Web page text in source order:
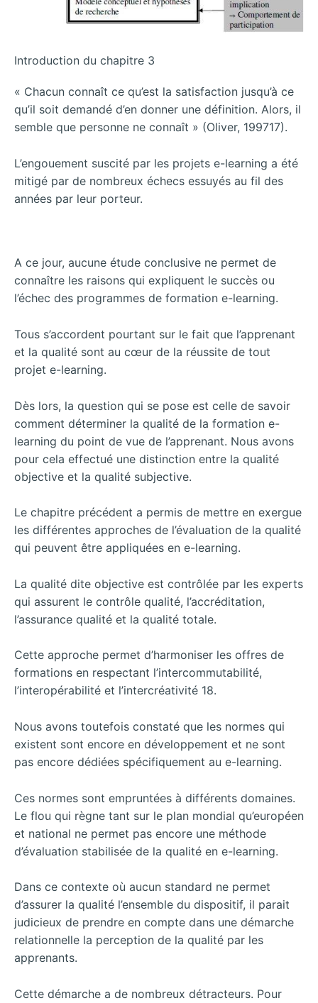
Introduction du chapitre 3
« Chacun connaît ce qu’est la satisfaction jusqu’à ce
qu’il soit demandé d’en donner une définition. Alors, il
semble que personne ne connaît » (Oliver, 199717).
L’engouement suscité par les projets e-learning a été
mitigé par de nombreux échecs essuyés au fil des
années par leur porteur.
A ce jour, aucune étude conclusive ne permet de
connaître les raisons qui expliquent le succès ou
l’échec des programmes de formation e-learning.
Tous s’accordent pourtant sur le fait que l’apprenant
et la qualité sont au cœur de la réussite de tout
projet e-learning.
Dès lors, la question qui se pose est celle de savoir
comment déterminer la qualité de la formation e-
learning du point de vue de l’apprenant. Nous avons
pour cela effectué une distinction entre la qualité
objective et la qualité subjective.
Le chapitre précédent a permis de mettre en exergue
les différentes approches de l’évaluation de la qualité
qui peuvent être appliquées en e-learning.
La qualité dite objective est contrôlée par les experts
qui assurent le contrôle qualité, l’accréditation,
l’assurance qualité et la qualité totale.
Cette approche permet d’harmoniser les offres de
formations en respectant l’intercommutabilité,
l’interopérabilité et l’intercréativité 18.
Nous avons toutefois constaté que les normes qui
existent sont encore en développement et ne sont
pas encore dédiées spécifiquement au e-learning.
Ces normes sont empruntées à différents domaines.
Le flou qui règne tant sur le plan mondial qu’européen
et national ne permet pas encore une méthode
d’évaluation stabilisée de la qualité en e-learning.
Dans ce contexte où aucun standard ne permet
d’assurer la qualité l’ensemble du dispositif, il parait
judicieux de prendre en compte dans une démarche
relationnelle la perception de la qualité par les
apprenants.
Cette démarche a de nombreux détracteurs. Pour